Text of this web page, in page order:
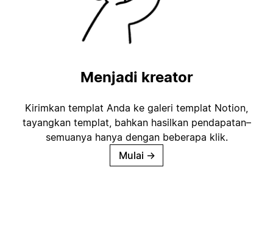
Menjadi kreator
Kirimkan templat Anda ke galeri templat Notion,
tayangkan templat, bahkan hasilkan pendapatan–
semuanya hanya dengan beberapa klik.
Mulai →